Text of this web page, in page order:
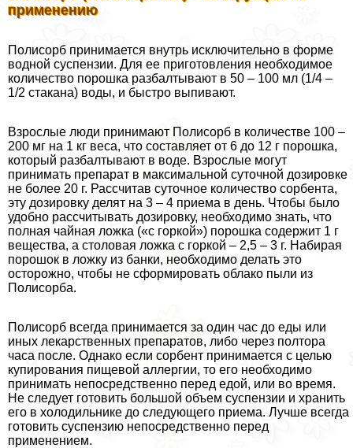
применению
Полисорб принимается внутрь исключительно в форме
водной суспензии. Для ее приготовления необходимое
количество порошка разбалтывают в 50 – 100 мл (1/4 –
1/2 стакана) воды, и быстро выпивают.
Взрослые люди принимают Полисорб в количестве 100 –
200 мг на 1 кг веса, что составляет от 6 до 12 г порошка,
который разбалтывают в воде. Взрослые могут
принимать препарат в максимальной суточной дозировке
не более 20 г. Рассчитав суточное количество сорбента,
эту дозировку делят на 3 – 4 приема в день. Чтобы было
удобно рассчитывать дозировку, необходимо знать, что
полная чайная ложка («с горкой») порошка содержит 1 г
вещества, а столовая ложка с горкой – 2,5 – 3 г. Набирая
порошок в ложку из банки, необходимо делать это
осторожно, чтобы не сформировать облако пыли из
Полисорба.
Полисорб всегда принимается за один час до еды или
иных лекарственных препаратов, либо через полтора
часа после. Однако если сорбент принимается с целью
купирования пищевой аллергии, то его необходимо
принимать непосредственно перед едой, или во время.
Не следует готовить большой объем суспензии и хранить
его в холодильнике до следующего приема. Лучше всегда
готовить суспензию непосредственно перед
применением.